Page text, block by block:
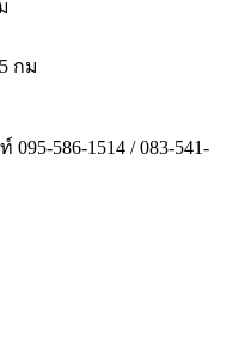
กม
586-1514 / 083-541-